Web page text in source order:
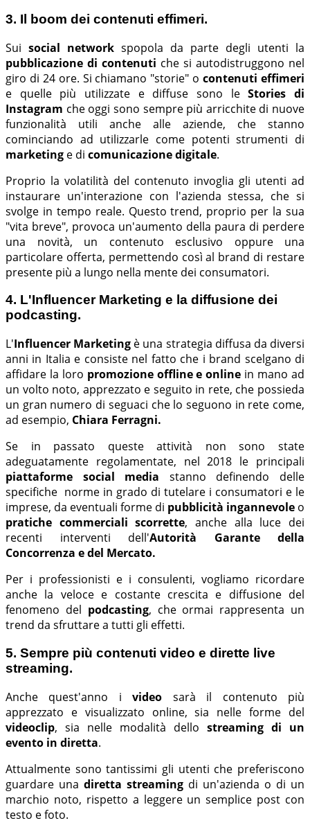
3. Il boom dei contenuti effimeri.
Sui social network spopola da parte degli utenti la
pubblicazione di contenuti che si autodistruggono nel
giro di 24 ore. Si chiamano "storie" ocontenuti effimeri
e quelle più utilizzate e diffuse sono leStories di
Instagram che oggi sono sempre più arricchite di nuove
funzionalità utili anche alle aziende, che stanno
cominciando ad utilizzarle come potenti strumenti di
marketing e di comunicazione digitale.
Proprio la volatilità del contenuto invoglia gli utenti ad
instaurare un'interazione con l'azienda stessa, che si
svolge in tempo reale. Questo trend, proprio per la sua
"vita breve", provoca un'aumento della paura di perdere
una novità, un contenuto esclusivo oppure una
particolare offerta, permettendo così al brand di restare
presente più a lungo nella mente dei consumatori.
4. L'Influencer Marketing e la diffusione dei
podcasting.
L'Influencer Marketing è una strategia diffusa da diversi
anni in Italia e consiste nel fatto che i brand scelgano di
affidare la loro promozione offline e online in mano ad
un volto noto, apprezzato e seguito in rete, che possieda
un gran numero di seguaci che lo seguono in rete come,
ad esempio, Chiara Ferragni.
Se in passato queste attività non sono state
adeguatamente regolamentate, nel 2018 le principali
piattaforme social media stanno definendo delle
specifiche norme in grado di tutelare i consumatori e le
imprese, da eventuali forme di pubblicità ingannevole o
pratiche commerciali scorrette, anche alla luce dei
recenti interventi dell'Autorità Garante della
Concorrenza e del Mercato.
Per i professionisti e i consulenti, vogliamo ricordare
anche la veloce e costante crescita e diffusione del
fenomeno del podcasting, che ormai rappresenta un
trend da sfruttare a tutti gli effetti.
5. Sempre più contenuti video e dirette live
streaming.
Anche quest'anno ivideo sarà il contenuto più
apprezzato e visualizzato online, sia nelle forme del
videoclip, sia nelle modalità dello streaming di un
evento in diretta.
Attualmente sono tantissimi gli utenti che preferiscono
guardare una diretta streaming di un'azienda o di un
marchio noto, rispetto a leggere un semplice post con
testo e foto.